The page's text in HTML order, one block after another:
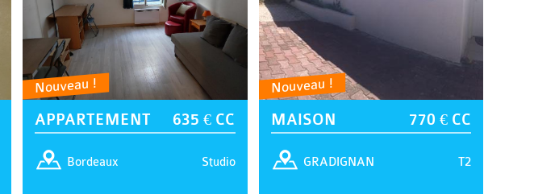
Nouveau !
APPARTEMENT 635 € CC
Studio
Bordeaux
Nouveau !
MAISON 770 € CC
T2
GRADIGNAN